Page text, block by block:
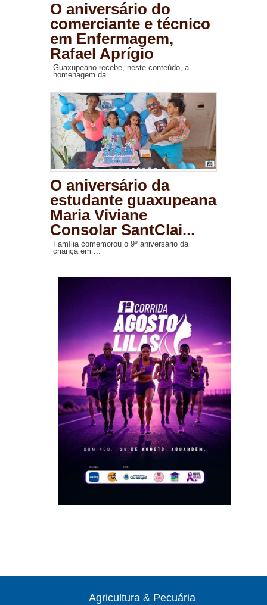
O aniversário do
comerciante e técnico
em Enfermagem,
Rafael Aprígio
Guaxupeano recebe, neste conteúdo, a
homenagem da...
O aniversário da
estudante guaxupeana
Maria Viviane
Consolar SantClai...
Família comemorou o 9º aniversário da
criança em ...
Agricultura & Pecuária